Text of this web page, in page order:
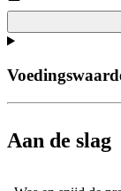
Aan de slag